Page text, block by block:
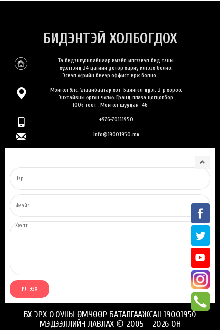
БИДЭНТЭЙ ХОЛБОГДОХ
Та бидэнлүү онлайнаар имэйл илгээвэл бид таны
хүсэлтэнд 24 цагийн дотор хариу илгээх болно.
Эсвэл өөрийн биеэр оффист ирж болно.
Монгол Улс, Улаанбаатар хот, Баянгол дүүрэг, 2-р хороо,
Энхтайвны өргөн чөлөө, Гранд плаза цогцолбор
1006 тоот , Монгол шуудан -46
+976-70111950
info@19001950.mn
БҮХ ЭРХ ОЮУНЫ ӨМЧӨӨР БАТАЛГААЖСАН 19001950
МЭДЭЭЛЛИЙН ЛАВЛАХ © 2005 - 2026 ОН